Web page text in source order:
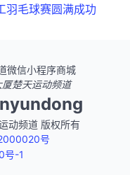
羽毛球赛圆满成功
微信小程序商城
楚天运动频道
动频道 版权所有
号
号-1